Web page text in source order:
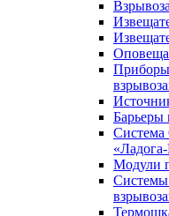
Барьеры
Система
Модули
Системы